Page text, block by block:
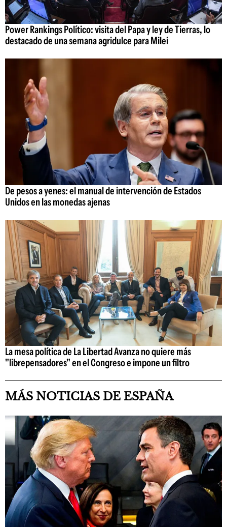
Power Rankings Político: visita del Papa y ley de Tierras, lo
destacado de una semana agridulce para Milei
De pesos a yenes: el manual de intervención de Estados
Unidos en las monedas ajenas
La mesa política de La Libertad Avanza no quiere más
"librepensadores" en el Congreso e impone un filtro
MÁS NOTICIAS DE ESPAÑA